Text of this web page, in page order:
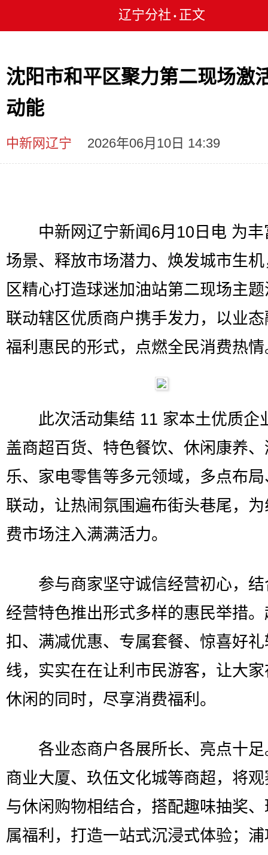
辽宁分社 • 正文
沈阳市和平区聚力第二现场激
动能
中新网辽宁 2026年06月10日 14:39
中新网辽宁新闻6月10日电 为丰
场景、释放市场潜力、焕发城市生
区精心打造球迷加油站第二现场主
联动辖区优质商户携手发力，以业
福利惠民的形式，点燃全民消费热情
此次活动集结 11 家本土优质企
盖商超百货、特色餐饮、休闲康养
乐、家电零售等多元领域，多点布
联动，让热闹氛围遍布街头巷尾，
费市场注入满满活力。
参与商家坚守诚信经营初心，结
经营特色推出形式多样的惠民举措
扣、满减优惠、专属套餐、惊喜好
线，实实在在让利市民游客，让大
休闲的同时，尽享消费福利。
各业态商户各展所长、亮点十足
商业大厦、玖伍文化城等商超，将
与休闲购物相结合，搭配趣味抽奖
属福利，打造一站式沉浸式体验；